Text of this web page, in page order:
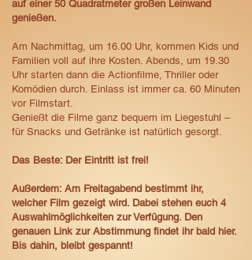
auf einer 50 Quadratmeter großen Leinwand
genießen.​
Am Nachmittag, um 16.00 Uhr, kommen Kids und
Familien voll auf ihre Kosten. Abends, um 19.30
Uhr starten dann die Actionfilme, Thriller oder
Komödien durch. Einlass ist immer ca. 60 Minuten
vor Filmstart.
Genießt die Filme ganz bequem im Liegestuhl –
für Snacks und Getränke ist natürlich gesorgt.
​Das Beste: Der Eintritt ist frei!
Außerdem: Am Freitagabend bestimmt ihr,
welcher Film gezeigt wird. Dabei stehen euch 4
Auswahlmöglichkeiten zur Verfügung. Den
genauen Link zur Abstimmung findet ihr bald hier.
Bis dahin, bleibt gespannt!